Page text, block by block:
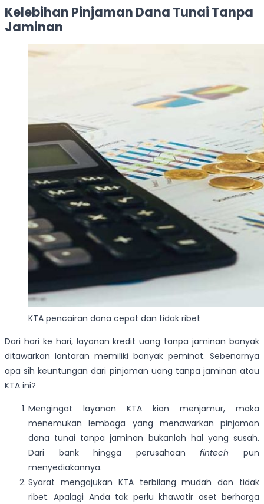
Kelebihan Pinjaman Dana Tunai Tanpa
Jaminan
KTA pencairan dana cepat dan tidak ribet
Dari hari ke hari, layanan kredit uang tanpa jaminan banyak
ditawarkan lantaran memiliki banyak peminat. Sebenarnya
apa sih keuntungan dari pinjaman uang tanpa jaminan atau
KTA ini?
Mengingat layanan KTA kian menjamur, maka
menemukan lembaga yang menawarkan pinjaman
dana tunai tanpa jaminan bukanlah hal yang susah.
Dari bank hingga perusahaanfintech pun
menyediakannya.
Syarat mengajukan KTA terbilang mudah dan tidak
ribet. Apalagi Anda tak perlu khawatir aset berharga